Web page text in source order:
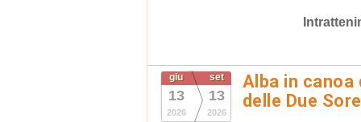
giu
13
2026
set
13
2026
Alba in canoa
delle Due